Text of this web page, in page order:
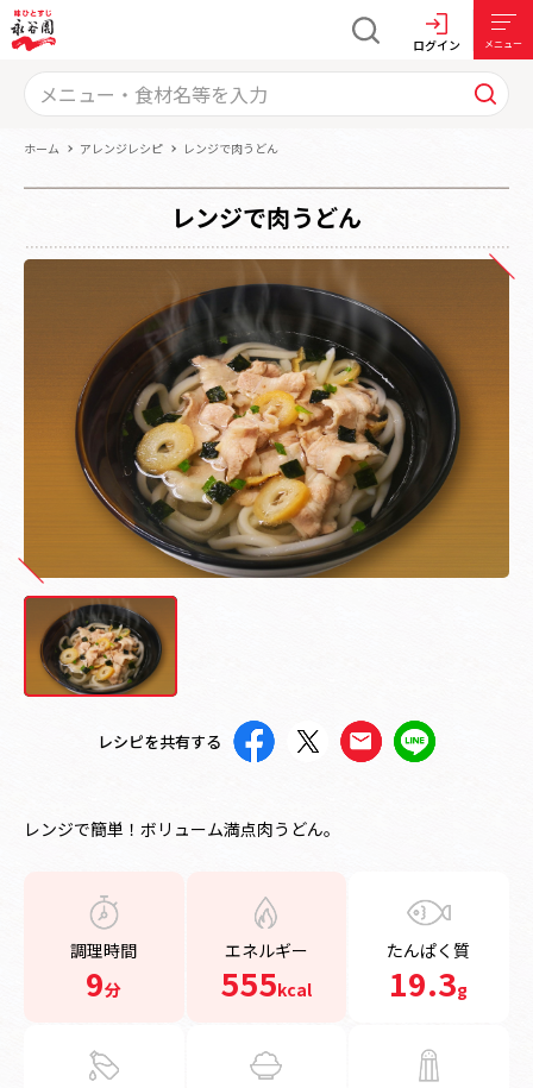
ログイン メニュー
ホーム アレンジレシピ レンジで肉うどん
レンジで肉うどん
レシピを共有する
レンジで簡単！ボリューム満点肉うどん。
調理時間
9分
エネルギー
555kcal
たんぱく質
19.3g